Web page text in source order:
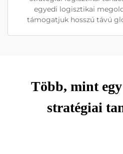
egyedi logisztikai
támogatjuk hosszú távú
Több, mint
stratégiai